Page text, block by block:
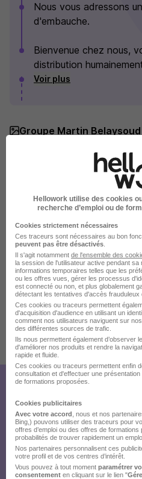
Nous vous adressons
d'embauche.
Bienvenue chez nous,
distribution
Voir plus
Groupe Martin
8 de plus
Publiée le 20/07/2026 - Réf :
envoyez votre
Hellowork utilise des cookies
recherche d’emploi ou de
Cookies strictement nécessaires
Ces traceurs sont nécessaires au bon
peuvent pas être désactivés
Il s'agit notamment de l'ensemble des
la session de l'utilisateur active pendant
informations temporaires telles que les
ou les offres vues, gérer les processus
est connecté ou non, et plus globalement
détectant les tentatives d'accès frauduleux
Ces cookies ou traceurs permettent
d'acquisition d'audience en utilisant un
comment nos utilisateurs naviguent sur
des différentes sources de trafic.
Ils nous permettent également d’observer
d'améliorer nos produits et rendre la
rapide et fluide.
Ces cookies ou traceurs permettent enfin
consultation et d'effectuer une
de formations proposées.
Cookies publicitaires
Avec votre accord , nous et nos
Bing,) pouvons utiliser des traceurs pour
offres d’emploi ou des offres de
probabilités de trouver rapidement un
Nos partenaires personnalisent ces
votre profil et de vos centres d’intérêt.
Vous pouvez à tout moment paramétrer
consentement en cliquant sur le lien "